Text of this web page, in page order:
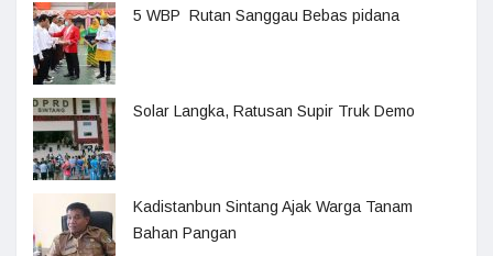
5 WBP Rutan Sanggau Bebas pidana
Solar Langka, Ratusan Supir Truk Demo
Kadistanbun Sintang Ajak Warga Tanam
Bahan Pangan